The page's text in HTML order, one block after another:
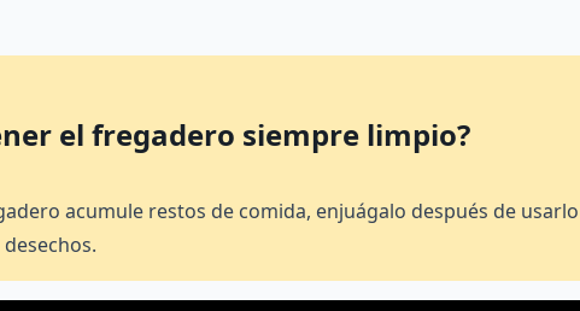
el fregadero siempre limpio?
acumule restos de comida, enjuágalo después de